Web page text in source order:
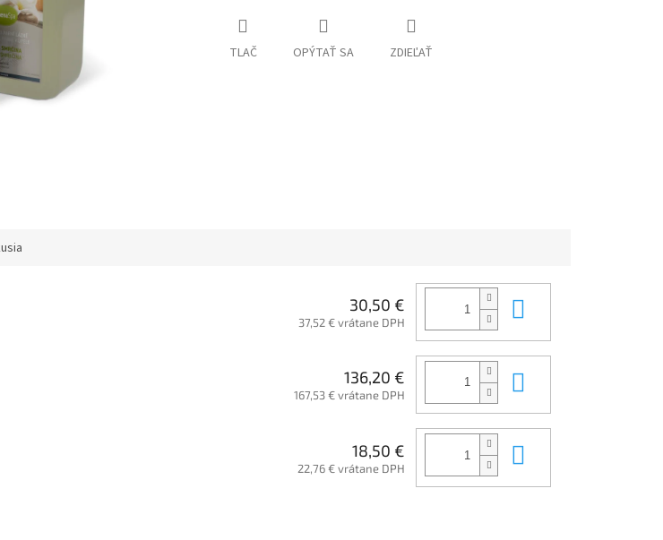
TLAČ OPÝTAŤ SA ZDIEĽAŤ
30,50 €
37,52 € vrátane DPH
136,20 €
167,53 € vrátane DPH
18,50 €
22,76 € vrátane DPH